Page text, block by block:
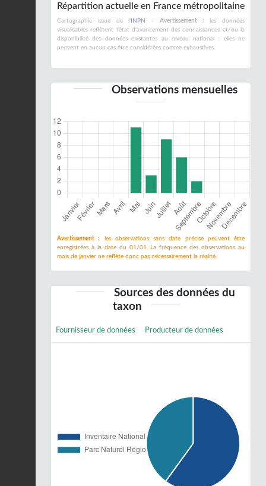
Répartition actuelle en France métropolitaine
Cartographie issue de l' INPN - Avertissement : les données
visualisables reflètent l'état d'avancement des connaissances et/ou la
disponibilité des données existantes au niveau national : elles ne
peuvent en aucun cas être considérées comme exhaustives.
Observations mensuelles
Avertissement :
les observations sans date précise peuvent être
enregistrées à la date du 01/01. La fréquence des observations au
mois de janvier ne reflète donc pas nécessairement la réalité.
Sources des données du
taxon
Fournisseur de données Producteur de données